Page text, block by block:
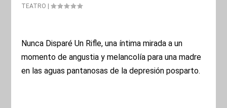
TEATRO |
Nunca Disparé Un Rifle, una íntima mirada a un
momento de angustia y melancolía para una madre
en las aguas pantanosas de la depresión posparto.